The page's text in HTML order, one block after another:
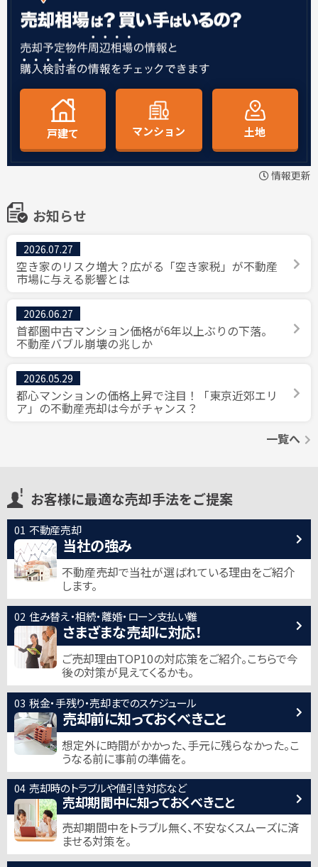
戸建て マンション 土地
情報更新
お知らせ
2026.07.27
空き家のリスク増大？広がる「空き家税」が不動産
市場に与える影響とは
2026.06.27
首都圏中古マンション価格が6年以上ぶりの下落。
不動産バブル崩壊の兆しか
2026.05.29
都心マンションの価格上昇で注目！「東京近郊エリ
ア」の不動産売却は今がチャンス？
一覧へ
お客様に最適な売却手法をご提案
不動産売却
当社の強み
不動産売却で当社が選ばれている理由をご紹介
します。
住み替え・相続・離婚・ローン支払い難
さまざまな売却に対応！
ご売却理由TOP10の対応策をご紹介。こちらで今
後の対策が見えてくるかも。
税金・手残り・売却までのスケジュール
売却前に知っておくべきこと
想定外に時間がかかった、手元に残らなかった。こ
うなる前に事前の準備を。
売却時のトラブルや値引き対応など
売却期間中に知っておくべきこと
売却期間中をトラブル無く、不安なくスムーズに済
ませる対策を。